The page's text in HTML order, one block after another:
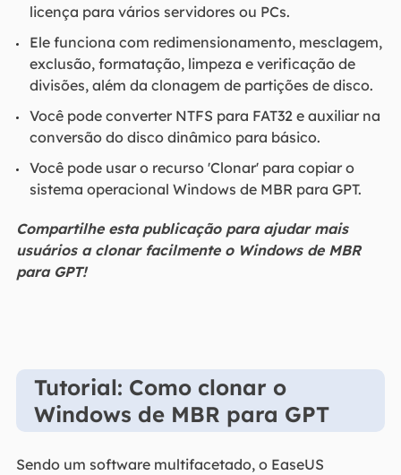
licença para vários servidores ou PCs.
Ele funciona com redimensionamento, mesclagem,
exclusão, formatação, limpeza e verificação de
divisões, além da clonagem de partições de disco.
Você pode converter NTFS para FAT32 e auxiliar na
conversão do disco dinâmico para básico.
Você pode usar o recurso 'Clonar' para copiar o
sistema operacional Windows de MBR para GPT.
Compartilhe esta publicação para ajudar mais
usuários a clonar facilmente o Windows de MBR
para GPT!
Tutorial: Como clonar o
Windows de MBR para GPT
Sendo um software multifacetado, o EaseUS